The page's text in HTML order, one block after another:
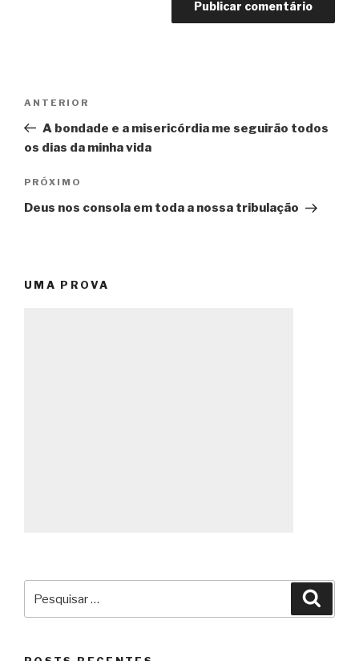
Post
Post
anterior
ANTERIOR
A bondade e a misericórdia me seguirão todos
os dias da minha vida
Próximo
post
PRÓXIMO
Deus nos consola em toda a nossa tribulação
UMA PROVA
por: